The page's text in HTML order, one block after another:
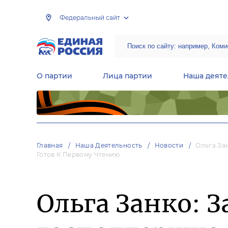
Федеральный сайт
О партии Лица партии Наша
Главная Наша Деятельность Новости
Ольга
Готов К Первому Чтению
Ольга Занко: